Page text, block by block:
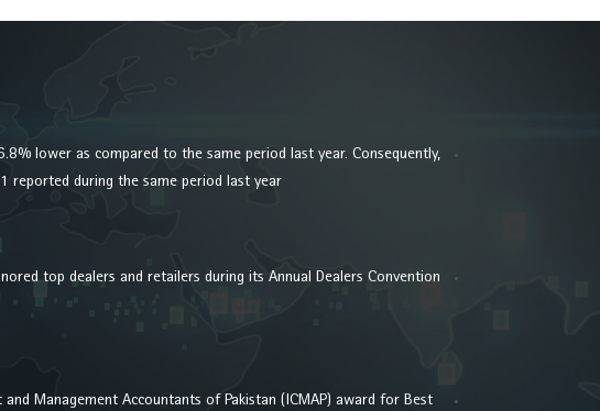
lower as compared to the same period last year. Consequently,
reported during the same period last year.
top dealers and retailers during its Annual Dealers Convention
Management Accountants of Pakistan (ICMAP) award for Best